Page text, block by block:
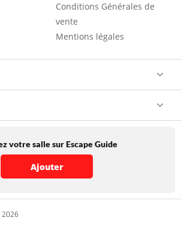
Conditions Générales de
vente
Mentions légales
votre salle sur Escape Guide
Ajouter
2026